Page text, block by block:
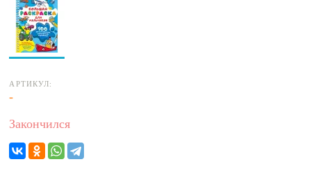
АРТИКУЛ:
-
Закончился